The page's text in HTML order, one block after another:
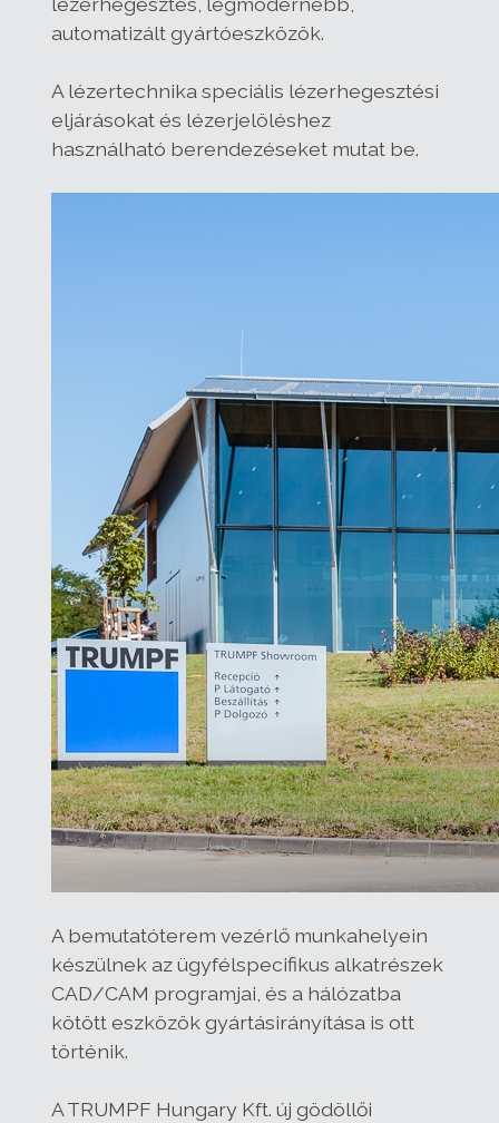
automatizált gyártóeszközök.
A lézertechnika speciális lézerhegesztési
eljárásokat és lézerjelöléshez
használható berendezéseket mutat be.
A bemutatóterem vezérlő munkahelyein
készülnek az ügyfélspecifikus alkatrészek
CAD/CAM programjai, és a hálózatba
kötött eszközök gyártásirányítása is ott
történik.
A TRUMPF Hungary Kft. új gödöllői